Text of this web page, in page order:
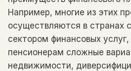
Например, многие из этих
осуществляются в странах
сектором финансовых
пенсионерам сложные
недвижимости,